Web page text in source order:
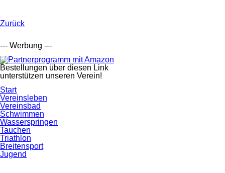
Zurück
--- Werbung ---
Bestellungen über diesen Link
unterstützen unseren Verein!
Navigation
überspringen
Start
Vereinsleben
Vereinsbad
Schwimmen
Wasserspringen
Tauchen
Triathlon
Breitensport
Jugend